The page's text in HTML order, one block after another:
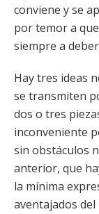
conviene y se
por temor a
siempre a
Hay tres ideas
se transmiten
dos o tres
inconveniente
sin obstáculos
anterior, que
la mínima
aventajados